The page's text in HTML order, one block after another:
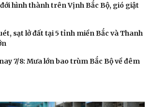
hình thành trên Vịnh Bắc Bộ, gió giật
sạt lở đất tại 5 tỉnh miền Bắc và Thanh
7/8: Mưa lớn bao trùm Bắc Bộ về đêm